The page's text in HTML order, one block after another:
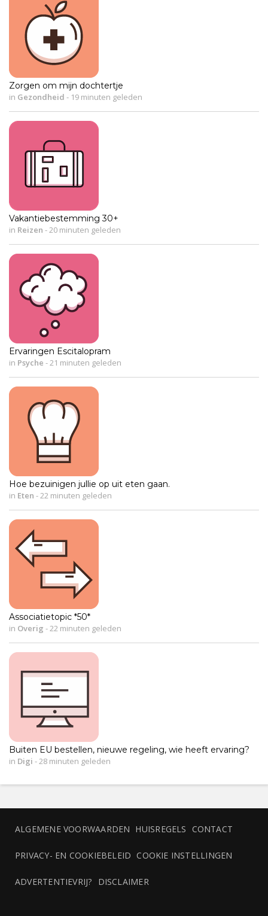
Zorgen om mijn dochtertje
in Gezondheid - 19 minuten geleden
Vakantiebestemming 30+
in Reizen -20 minuten geleden
Ervaringen Escitalopram
in Psyche -21 minuten geleden
Hoe bezuinigen jullie op uit eten gaan.
in Eten -22 minuten geleden
Associatietopic *50*
in Overig -22 minuten geleden
Buiten EU bestellen, nieuwe regeling, wie heeft ervaring?
in Digi -28 minuten geleden
ALGEMENE VOORWAARDEN HUISREGELS CONTACT
PRIVACY- EN COOKIEBELEID COOKIE INSTELLINGEN
ADVERTENTIEVRIJ? DISCLAIMER